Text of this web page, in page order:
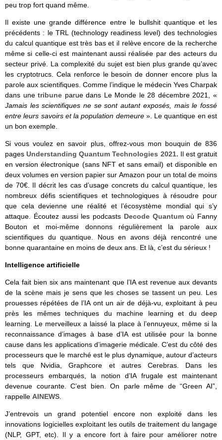
peu trop fort quand même.
Il existe une grande différence entre le bullshit quantique et les
précédents : le TRL (technology readiness level) des technologies
du calcul quantique est très bas et il relève encore de la recherche
même si celle-ci est maintenant aussi réalisée par des acteurs du
secteur privé. La complexité du sujet est bien plus grande qu’avec
les cryptotrucs. Cela renforce le besoin de donner encore plus la
parole aux scientifiques. Comme l’indique le médecin Yves Charpak
dans unetribune parue dans Le Monde le 28 décembre 2021, «
Jamais les scientifiques ne se sont autant exposés, mais le fossé
entre leurs savoirs et la population demeure». Le quantique en est
un bon exemple.
Si vous voulez en savoir plus, offrez-vous mon bouquin de 836
pagesUnderstanding Quantum Technologies 2021. Il est gratuit
en version électronique (sans NFT et sans email) et disponible en
deux volumes en version papier sur Amazon pour un total de moins
de 70€. Il décrit les cas d’usage concrets du calcul quantique, les
nombreux défis scientifiques et technologiques à résoudre pour
que cela devienne une réalité et l’écosystème mondial qui s’y
attaque. Écoutez aussi les podcasts Decode Quantumoù Fanny
Bouton et moi-même donnons régulièrement la parole aux
scientifiques du quantique. Nous en avons déjà rencontré une
bonne quarantaine en moins de deux ans. Et là, c’est du sérieux !
Intelligence artificielle
Cela fait bien six ans maintenant que l’IA est revenue aux devants
de la scène mais je sens que les choses se tassent un peu. Les
prouesses répétées de l’IA ont un air de déjà-vu, exploitant à peu
près les mêmes techniques du machine learning et du deep
learning. Le merveilleux a laissé la place à l’ennuyeux, même si la
reconnaissance d’images à base d’IA est utilisée pour la bonne
cause dans les applications d’imagerie médicale. C’est du côté des
processeurs que le marché est le plus dynamique, autour d’acteurs
tels que Nvidia, Graphcore et autres Cerebras. Dans les
processeurs embarqués, la notion d’IA frugale est maintenant
devenue courante. C’est bien. On parle même de “Green AI”,
rappelle AINEWS
J’entrevois un grand potentiel encore non exploité dans les
innovations logicielles exploitant les outils de traitement du langage
(NLP, GPT, etc). Il y a encore fort à faire pour améliorer notre